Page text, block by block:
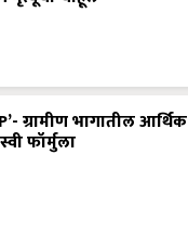
ग्रामीण भागातील आर्थिक
फॉर्मुला